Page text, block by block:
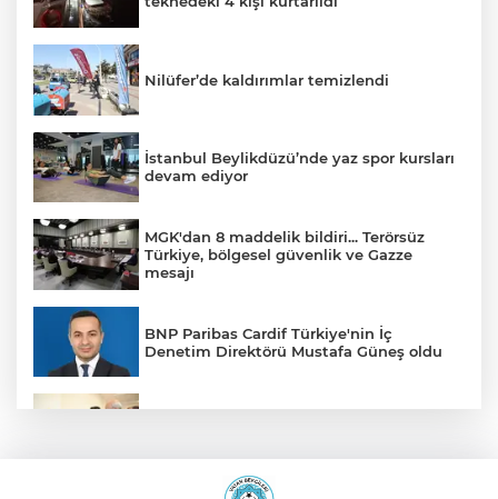
Nilüfer’de kaldırımlar temizlendi
İstanbul Beylikdüzü’nde yaz spor kursları
devam ediyor
MGK'dan 8 maddelik bildiri... Terörsüz
Türkiye, bölgesel güvenlik ve Gazze
mesajı
BNP Paribas Cardif Türkiye'nin İç
Denetim Direktörü Mustafa Güneş oldu